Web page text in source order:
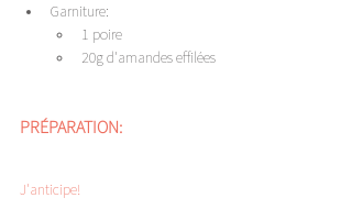
Garniture:
1 poire
20g d'amandes effilées
PRÉPARATION:
J'anticipe!